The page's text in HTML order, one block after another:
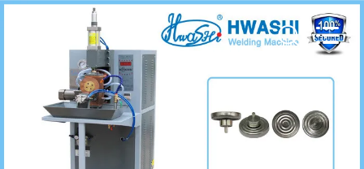
ΣΠΊΤΙ
ΠΡΟΪΌΝΤΑ
GUANGDONG